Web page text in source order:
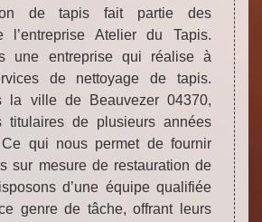
de tapis fait partie des
l’entreprise Atelier du Tapis.
une entreprise qui réalise à
de nettoyage de tapis.
la ville de Beauvezer 04370,
titulaires de plusieurs années
Ce qui nous permet de fournir
sur mesure de restauration de
d’une équipe qualifiée
genre de tâche, offrant leurs